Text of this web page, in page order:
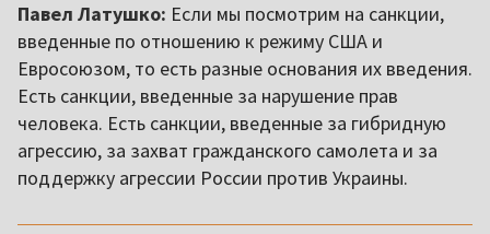
Павел Латушко: Если мы посмотрим на санкции,
введенные по отношению к режиму США и
Евросоюзом, то есть разные основания их введения.
Есть санкции, введенные за нарушение прав
человека. Есть санкции, введенные за гибридную
агрессию, за захват гражданского самолета и за
поддержку агрессии России против Украины.